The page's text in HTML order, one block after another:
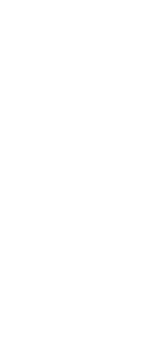
ranges from 50 to 90.